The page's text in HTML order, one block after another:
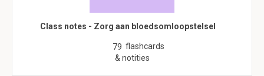
Class notes - Zorg aan bloedsomloopstelsel
79 flashcards
& notities